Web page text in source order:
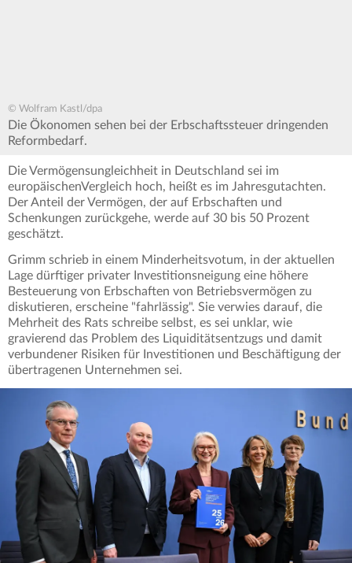
© Wolfram Kastl/dpa
Die Ökonomen sehen bei der Erbschaftssteuer dringenden
Reformbedarf.
Die Vermögensungleichheit in Deutschland sei im
europäischenVergleich hoch, heißt es im Jahresgutachten.
Der Anteil der Vermögen, der auf Erbschaften und
Schenkungen zurückgehe, werde auf 30 bis 50 Prozent
geschätzt.
Grimm schrieb in einem Minderheitsvotum, in der aktuellen
Lage dürftiger privater Investitionsneigung eine höhere
Besteuerung von Erbschaften von Betriebsvermögen zu
diskutieren, erscheine "fahrlässig". Sie verwies darauf, die
Mehrheit des Rats schreibe selbst, es sei unklar, wie
gravierend das Problem des Liquiditätsentzugs und damit
verbundener Risiken für Investitionen und Beschäftigung der
übertragenen Unternehmen sei.